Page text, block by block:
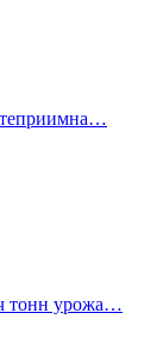
тонн урожа…